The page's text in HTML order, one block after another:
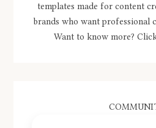
templates made for content
brands who want professional
Want to know more?